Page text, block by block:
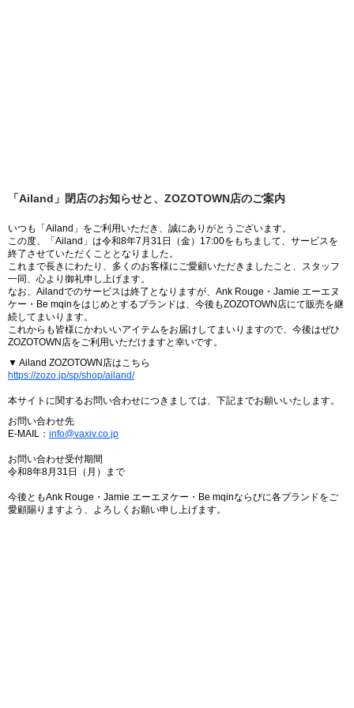
「Ailand」閉店のお知らせと、ZOZOTOWN店のご案内
いつも「Ailand」をご利用いただき、誠にありがとうございます。
この度、「Ailand」は令和8年7月31日（金）17:00をもちまして、サービスを
終了させていただくこととなりました。
これまで長きにわたり、多くのお客様にご愛顧いただきましたこと、スタッフ
一同、心より御礼申し上げます。
なお、Ailandでのサービスは終了となりますが、Ank Rouge・Jamie エーエヌ
ケー・Be mqinをはじめとするブランドは、今後もZOZOTOWN店にて販売を継
続してまいります。
これからも皆様にかわいいアイテムをお届けしてまいりますので、今後はぜひ
ZOZOTOWN店をご利用いただけますと幸いです。
▼ Ailand ZOZOTOWN店はこちら
https://zozo.jp/sp/shop/ailand/
本サイトに関するお問い合わせにつきましては、下記までお願いいたします。
お問い合わせ先
E-MAIL： info@vaxiv.co.jp
お問い合わせ受付期間
令和8年8月31日（月）まで
今後ともAnk Rouge・Jamie エーエヌケー・Be mqinならびに各ブランドをご
愛顧賜りますよう、よろしくお願い申し上げます。